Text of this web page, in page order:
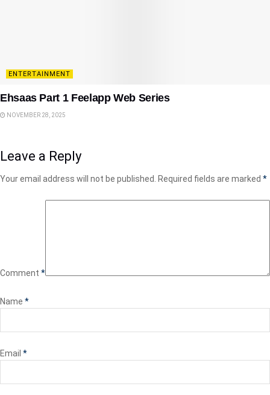
ENTERTAINMENT
Ehsaas Part 1 Feelapp Web Series
NOVEMBER 28, 2025
Leave a Reply
Your email address will not be published. Required fields are marked *
Comment *
Name *
Email *